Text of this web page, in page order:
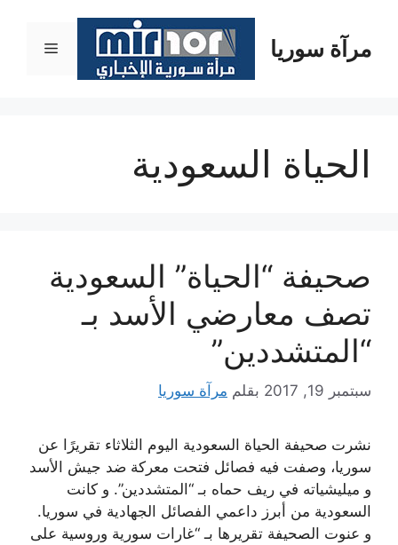
المحتوىمرآة سوريا القائمة
الحياة السعودية
صحيفة “الحياة” السعودية
تصف معارضي الأسد بـ
“المتشددين”
سبتمبر 19, 2017 بقلم مرآة سوريا
نشرت صحيفة الحياة السعودية اليوم الثلاثاء تقريرًا عن
سوريا، وصفت فيه فصائل فتحت معركة ضد جيش الأسد
و ميليشياته في ريف حماه بـ “المتشددين”. و كانت
السعودية من أبرز داعمي الفصائل الجهادية في سوريا.
و عنوت الصحيفة تقريرها بـ “غارات سورية وروسية على